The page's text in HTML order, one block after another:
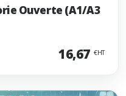
Ouverte (A1/A3
16,67 €HT